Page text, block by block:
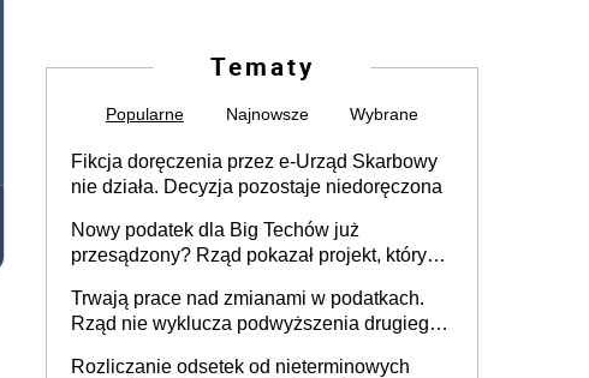
Tematy
Popularne Najnowsze Wybrane
Fikcja doręczenia przez e-Urząd Skarbowy
nie działa. Decyzja pozostaje niedoręczona
Nowy podatek dla Big Techów już
przesądzony? Rząd pokazał projekt, który
Trwają prace nad zmianami w podatkach.
Rząd nie wyklucza podwyższenia drugiego
Rozliczanie odsetek od nieterminowych